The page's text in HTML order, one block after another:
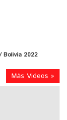
Bolivia 2022
Más Videos »